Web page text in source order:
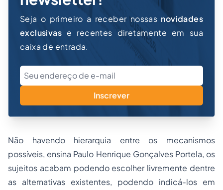
Seja o primeiro a receber nossas novidades
exclusivas e recentes diretamente em sua
caixa de entrada.
Inscrever
Não havendo hierarquia entre os mecanismos
possíveis, ensina Paulo Henrique Gonçalves Portela, os
sujeitos acabam podendo escolher livremente dentre
as alternativas existentes, podendo indicá-los em